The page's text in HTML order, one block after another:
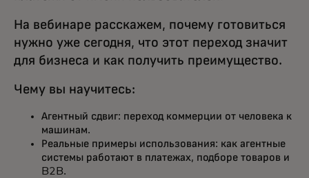
На вебинаре расскажем, почему готовиться
нужно уже сегодня, что этот переход значит
для бизнеса и как получить преимущество.
Чему вы научитесь:
Агентный сдвиг: переход коммерции от человека к
машинам.
Реальные примеры использования: как агентные
системы работают в платежах, подборе товаров и
B2B.